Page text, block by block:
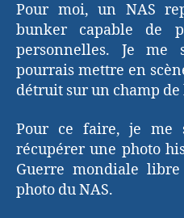
Pour moi, un NAS
bunker capable de
personnelles. Je
pourrais mettre en
détruit sur un champ
Pour ce faire, je me
récupérer une photo
Guerre mondiale
photo du NAS.